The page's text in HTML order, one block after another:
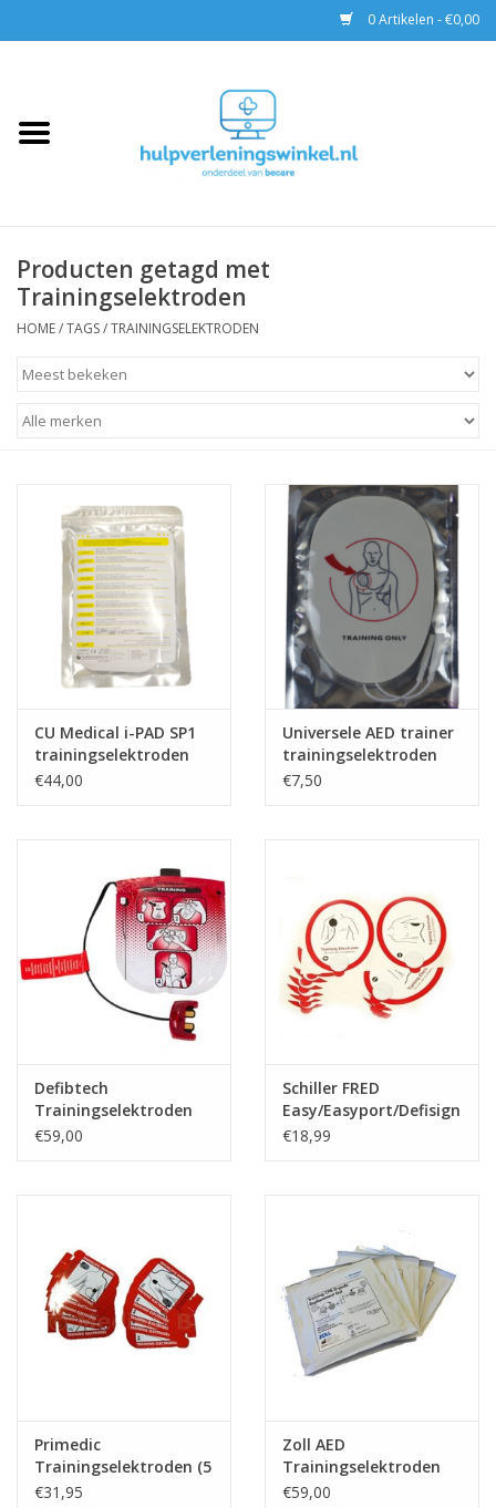
0 Artikelen - €0,00
EHBO
Trainingen
Producten getagd met
Trainingselektroden
HOME/TAGS/TRAININGSELEKTRODEN
CU Medical i-PAD SP1
trainingselektroden
€44,00
Universele AED trainer
trainingselektroden
€7,50
Defibtech
Trainingselektroden
Lifeline View (met
€59,00
Schiller FRED
Easy/Easyport/Defisign
trainingselektroden
€18,99
Primedic
Trainingselektroden (5
paar)
€31,95
Zoll AED
Trainingselektroden
CPR-D
€59,00